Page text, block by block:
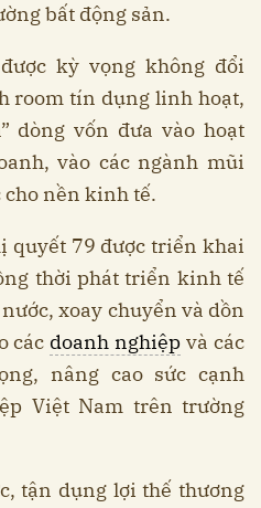
bất động sản.
kỳ vọng không đổi
room tín dụng linh hoạt,
dòng vốn đưa vào hoạt
vào các ngành mũi
nền kinh tế.
quyết 79 được triển khai
thời phát triển kinh tế
xoay chuyển và dồn
các doanh nghiệp và các
nâng cao sức cạnh
Việt Nam trên trường
tận dụng lợi thế thương